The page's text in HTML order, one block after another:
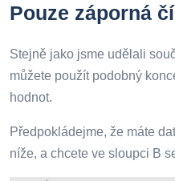
Pouze záporná
Stejně jako jsme udělali
můžete použít podobný
hodnot.
Předpokládejme, že máte
níže, a chcete ve sloupci B